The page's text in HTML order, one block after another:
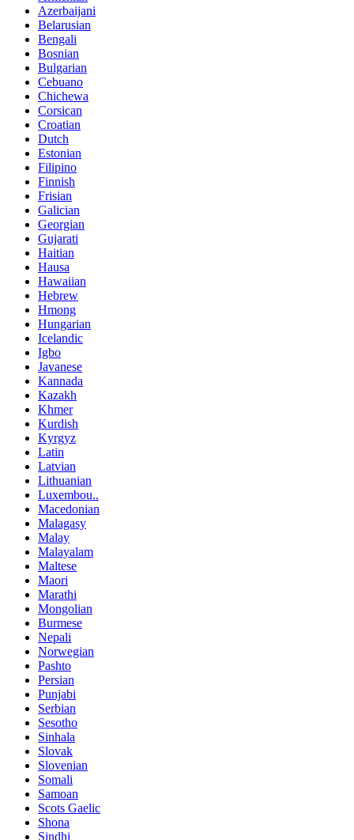
Azerbaijani
Belarusian
Bengali
Bosnian
Bulgarian
Cebuano
Chichewa
Corsican
Croatian
Dutch
Estonian
Filipino
Finnish
Frisian
Galician
Georgian
Gujarati
Haitian
Hausa
Hawaiian
Hebrew
Hmong
Hungarian
Icelandic
Igbo
Javanese
Kannada
Kazakh
Khmer
Kurdish
Kyrgyz
Latin
Latvian
Lithuanian
Luxembou..
Macedonian
Malagasy
Malay
Malayalam
Maltese
Maori
Marathi
Mongolian
Burmese
Nepali
Norwegian
Pashto
Persian
Punjabi
Serbian
Sesotho
Sinhala
Slovak
Slovenian
Somali
Samoan
Scots Gaelic
Shona
Sindhi